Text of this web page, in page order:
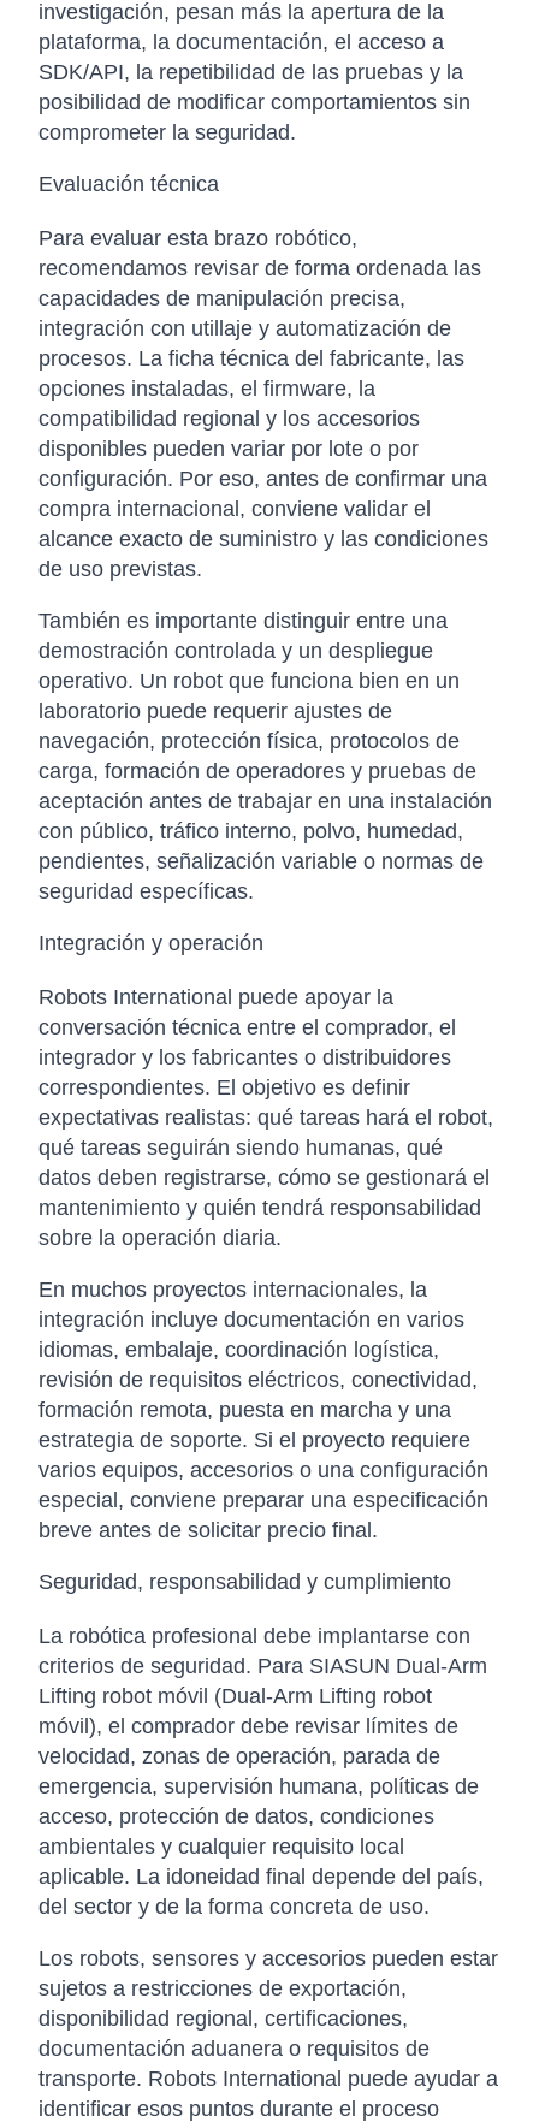
investigación, pesan más la apertura de la
plataforma, la documentación, el acceso a
SDK/API, la repetibilidad de las pruebas y la
posibilidad de modificar comportamientos sin
comprometer la seguridad.
Evaluación técnica
Para evaluar esta brazo robótico,
recomendamos revisar de forma ordenada las
capacidades de manipulación precisa,
integración con utillaje y automatización de
procesos. La ficha técnica del fabricante, las
opciones instaladas, el firmware, la
compatibilidad regional y los accesorios
disponibles pueden variar por lote o por
configuración. Por eso, antes de confirmar una
compra internacional, conviene validar el
alcance exacto de suministro y las condiciones
de uso previstas.
También es importante distinguir entre una
demostración controlada y un despliegue
operativo. Un robot que funciona bien en un
laboratorio puede requerir ajustes de
navegación, protección física, protocolos de
carga, formación de operadores y pruebas de
aceptación antes de trabajar en una instalación
con público, tráfico interno, polvo, humedad,
pendientes, señalización variable o normas de
seguridad específicas.
Integración y operación
Robots International puede apoyar la
conversación técnica entre el comprador, el
integrador y los fabricantes o distribuidores
correspondientes. El objetivo es definir
expectativas realistas: qué tareas hará el robot,
qué tareas seguirán siendo humanas, qué
datos deben registrarse, cómo se gestionará el
mantenimiento y quién tendrá responsabilidad
sobre la operación diaria.
En muchos proyectos internacionales, la
integración incluye documentación en varios
idiomas, embalaje, coordinación logística,
revisión de requisitos eléctricos, conectividad,
formación remota, puesta en marcha y una
estrategia de soporte. Si el proyecto requiere
varios equipos, accesorios o una configuración
especial, conviene preparar una especificación
breve antes de solicitar precio final.
Seguridad, responsabilidad y cumplimiento
La robótica profesional debe implantarse con
criterios de seguridad. Para SIASUN Dual-Arm
Lifting robot móvil (Dual-Arm Lifting robot
móvil), el comprador debe revisar límites de
velocidad, zonas de operación, parada de
emergencia, supervisión humana, políticas de
acceso, protección de datos, condiciones
ambientales y cualquier requisito local
aplicable. La idoneidad final depende del país,
del sector y de la forma concreta de uso.
Los robots, sensores y accesorios pueden estar
sujetos a restricciones de exportación,
disponibilidad regional, certificaciones,
documentación aduanera o requisitos de
transporte. Robots International puede ayudar a
identificar esos puntos durante el proceso